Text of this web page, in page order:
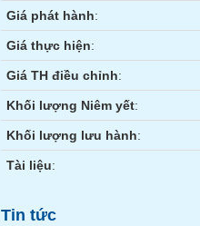
Giá phát hành:
Giá thực hiện:
Giá TH điều chỉnh:
Khối lượng Niêm yết:
Khối lượng lưu hành:
Tài liệu:
Tin tức